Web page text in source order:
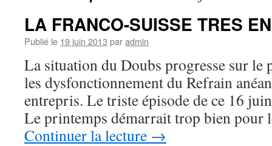
LA FRANCO-SUISSE TRES
Publié le 19 juin 2013 paradmin
La situation du Doubs progresse sur le
les dysfonctionnement du Refrain
entrepris. Le triste épisode de ce 16
Le printemps démarrait trop bien pour
Continuer la lecture →